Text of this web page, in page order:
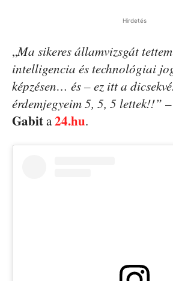
Hirdetés
„Ma sikeres államvizsgát
intelligencia és technológiai
képzésen… és – ez itt a
érdemjegyeim 5, 5, 5 lettek!!”
Gabita24.hu.